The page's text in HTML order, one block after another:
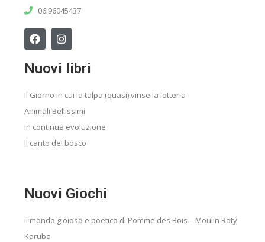
06.96045437
Nuovi libri
Il Giorno in cui la talpa (quasi) vinse la lotteria
Animali Bellissimi
In continua evoluzione
Il canto del bosco
Nuovi Giochi
il mondo gioioso e poetico di Pomme des Bois – Moulin Roty
Karuba